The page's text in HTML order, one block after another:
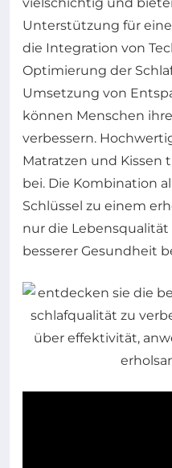
vielschichtig und
Unterstützung für
die Integration von
Optimierung der
Umsetzung von
können Menschen
verbessern.
Matratzen und Kissen
bei. Die Kombination
Schlüssel zu einem
nur die
besserer Gesundheit